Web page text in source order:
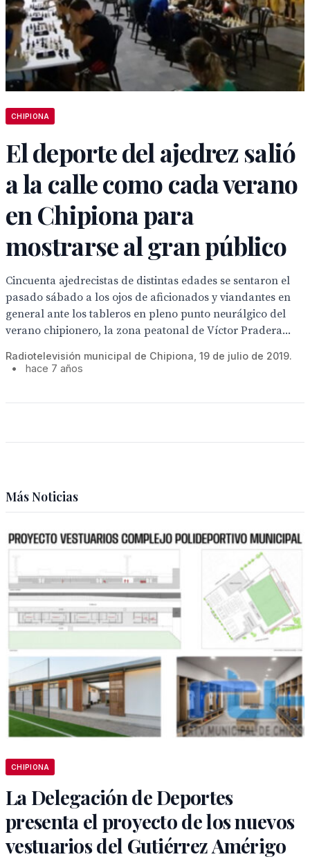
CHIPIONA
El deporte del ajedrez salió
a la calle como cada verano
en Chipiona para
mostrarse al gran público
Cincuenta ajedrecistas de distintas edades se sentaron el
pasado sábado a los ojos de aficionados y viandantes en
general ante los tableros en pleno punto neurálgico del
verano chipionero, la zona peatonal de Víctor Pradera...
Radiotelevisión municipal de Chipiona, 19 de julio de 2019.
•
hace 7 años
Más Noticias
CHIPIONA
La Delegación de Deportes
presenta el proyecto de los nuevos
vestuarios del Gutiérrez Amérigo